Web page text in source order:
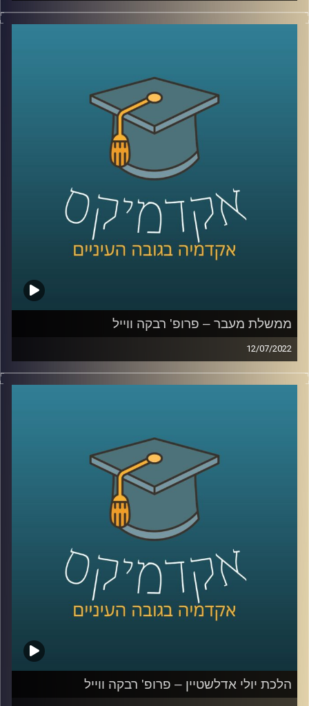
לשיחה עם ד"ר הלה אקסלרד על תעסוקת מבוגרים –לחצו
כאן
בקורונה העברנו הרבה מהחיים שלנו למרחב הדיגיטלי והתחלנו
להשתמש באינטרנט למטרות שלא היינו יכולים לדמיין שהוא
שירותיים דיגטליים. המעבר לדיגיטל הוא כמובן יכול להיות נח
לציבור אבל יש לו גם השלכות כלכליות רבות.
בפרק הזה של אקדמיקס התארחה ד"ר הלה אקסלרד לדבר על
טרנספורמציה דיגיטלית, מה זה אומר, ההשלכות הכלכליות של
המעבר לדיגיטל ומי מונע מזה לקרות בעוד מקומות.
לשיחה עם ד"ר הלה אקסלרד על תעסוקת חרדים –
לשיחה עם ד"ר הלה אקסלרד על תעסוקת מבוגרים –
קרדיט תמונות:AudioVersity
ממשלת מעבר – פרופ' רבקה ווייל
12/07/2022
לאחר קצת יותר משנה הכנסת הצביעה על התפזרותה ובכך
נכנסנו לתקופת מעבר עד השבעת הכנסת הבאה. מה
בתכנית הזאת התארחה פרופ' רבקה ווייל מרצה וחוקרת של
משפט ציבורי וחוקתי, בבית הספר למשפטים של אוניברסיטת
רייכמן וכותבת המאמר "תקופת בין השמשות: על סמכויותיה של
ממשלת מעבר" לדבר בדיוק על הנושא הזה.
קרדיט תמונות:AudioVersity
הלכת יולי אדלשטיין – פרופ' רבקה ווייל